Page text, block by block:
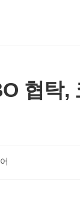
협탁